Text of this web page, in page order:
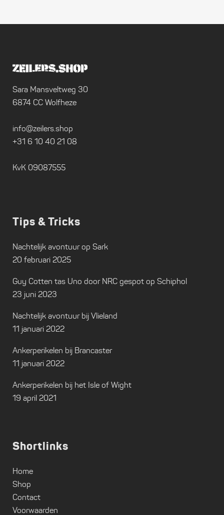
Sara Mansveltweg 30
6874 CC Wolfheze
info@zeilers.shop
+31 6 10 40 21 08
KvK 09087555
Tips & Tricks
Nachtelijk avontuur op Sark
20 februari 2025
Guy Cotten tas Uno door NRC gespot op Schiphol
23 juni 2023
Nachtelijk avontuur bij Vlieland
11 januari 2022
Ankerperikelen bij Brancaster
11 januari 2022
Ankerperikelen bij het Isle of Wight
19 april 2021
Shortlinks
Home
Shop
Contact
Voorwaarden